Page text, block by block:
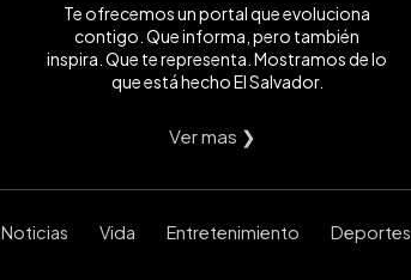
Te ofrecemos un portal que evoluciona
contigo. Que informa, pero también
inspira. Que te representa. Mostramos de lo
que está hecho El Salvador.
Ver mas ❯
Noticias Vida Entretenimiento Deportes